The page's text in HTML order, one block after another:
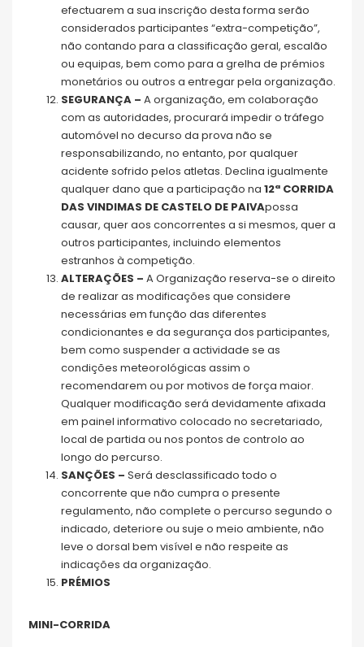
efectuarem a sua inscrição desta forma serão
considerados participantes “extra-competição”,
não contando para a classificação geral, escalão
ou equipas, bem como para a grelha de prémios
monetários ou outros a entregar pela organização.
SEGURANÇA – A organização, em colaboração
com as autoridades, procurará impedir o tráfego
automóvel no decurso da prova não se
responsabilizando, no entanto, por qualquer
acidente sofrido pelos atletas. Declina igualmente
qualquer dano que a participação na 12ª CORRIDA
DAS VINDIMAS DE CASTELO DE PAIVApossa
causar, quer aos concorrentes a si mesmos, quer a
outros participantes, incluindo elementos
estranhos à competição.
ALTERAÇÕES – A Organização reserva-se o direito
de realizar as modificações que considere
necessárias em função das diferentes
condicionantes e da segurança dos participantes,
bem como suspender a actividade se as
condições meteorológicas assim o
recomendarem ou por motivos de força maior.
Qualquer modificação será devidamente afixada
em painel informativo colocado no secretariado,
local de partida ou nos pontos de controlo ao
longo do percurso.
SANÇÕES – Será desclassificado todo o
concorrente que não cumpra o presente
regulamento, não complete o percurso segundo o
indicado, deteriore ou suje o meio ambiente, não
leve o dorsal bem visível e não respeite as
indicações da organização.
PRÉMIOS
MINI-CORRIDA